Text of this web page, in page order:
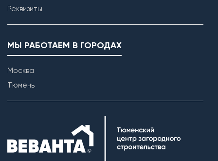
Реквизиты
МЫ РАБОТАЕМ В ГОРОДАХ
Москва
Тюмень